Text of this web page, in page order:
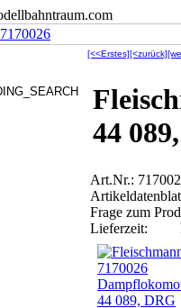
7170026
[<<Erstes][<zurück]
44
Art.Nr.:
Frage zum
Lieferzeit: